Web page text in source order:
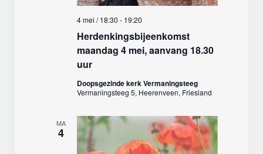
Herdenkingsbijeenkomst
maandag 4 mei, aanvang 18.30
uur
4 mei / 18:30 - 19:20
Doopsgezinde kerk Vermaningsteeg
Vermaningsteeg 5, Heerenveen, Friesland
MA
4